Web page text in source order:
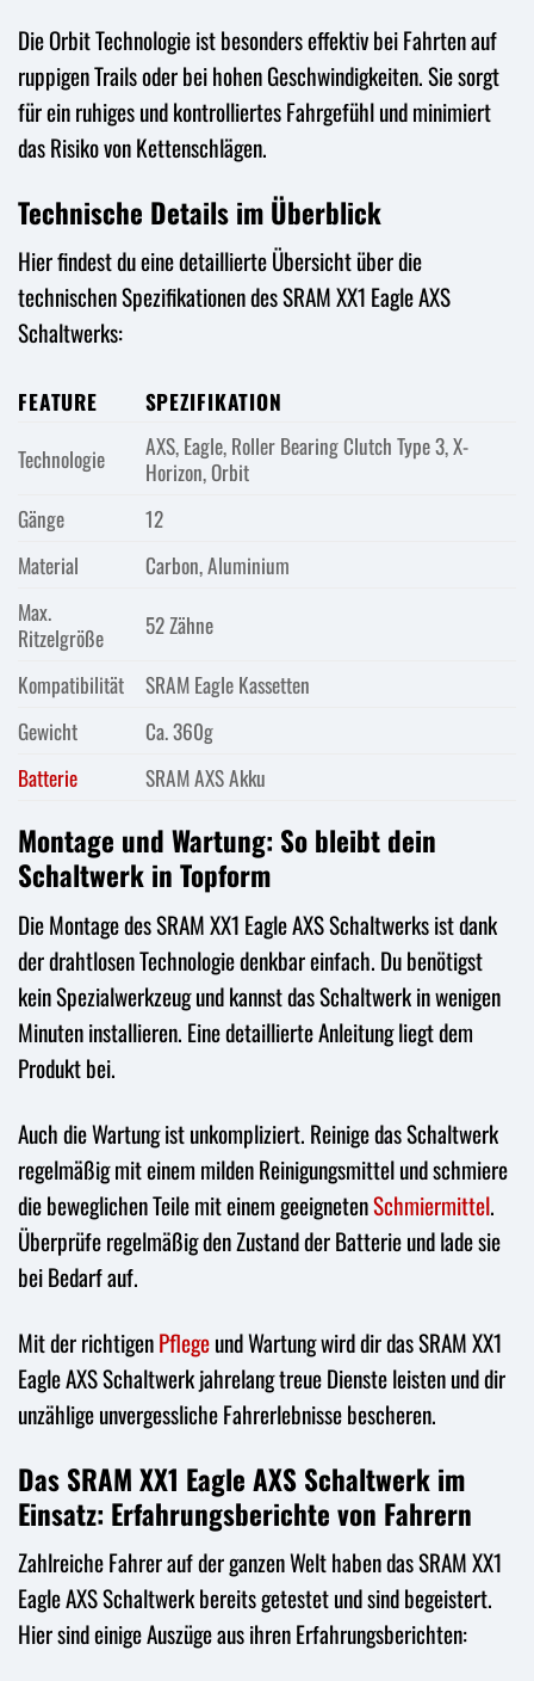
Die Orbit Technologie ist besonders effektiv bei Fahrten auf
ruppigen Trails oder bei hohen Geschwindigkeiten. Sie sorgt
für ein ruhiges und kontrolliertes Fahrgefühl und minimiert
das Risiko von Kettenschlägen.
Technische Details im Überblick
Hier findest du eine detaillierte Übersicht über die
technischen Spezifikationen des SRAM XX1 Eagle AXS
Schaltwerks:
FEATURE
SPEZIFIKATION
Technologie
AXS, Eagle, Roller Bearing Clutch Type 3, X-
Horizon, Orbit
Gänge
12
Material
Carbon, Aluminium
Max.
Ritzelgröße
52 Zähne
Kompatibilität
SRAM Eagle Kassetten
Gewicht
Ca. 360g
Batterie
SRAM AXS Akku
Montage und Wartung: So bleibt dein
Schaltwerk in Topform
Die Montage des SRAM XX1 Eagle AXS Schaltwerks ist dank
der drahtlosen Technologie denkbar einfach. Du benötigst
kein Spezialwerkzeug und kannst das Schaltwerk in wenigen
Minuten installieren. Eine detaillierte Anleitung liegt dem
Produkt bei.
Auch die Wartung ist unkompliziert. Reinige das Schaltwerk
regelmäßig mit einem milden Reinigungsmittel und schmiere
die beweglichen Teile mit einem geeignetenSchmiermittel.
Überprüfe regelmäßig den Zustand der Batterie und lade sie
bei Bedarf auf.
Mit der richtigenPflegeund Wartung wird dir das SRAM XX1
Eagle AXS Schaltwerk jahrelang treue Dienste leisten und dir
unzählige unvergessliche Fahrerlebnisse bescheren.
Das SRAM XX1 Eagle AXS Schaltwerk im
Einsatz: Erfahrungsberichte von Fahrern
Zahlreiche Fahrer auf der ganzen Welt haben das SRAM XX1
Eagle AXS Schaltwerk bereits getestet und sind begeistert.
Hier sind einige Auszüge aus ihren Erfahrungsberichten: